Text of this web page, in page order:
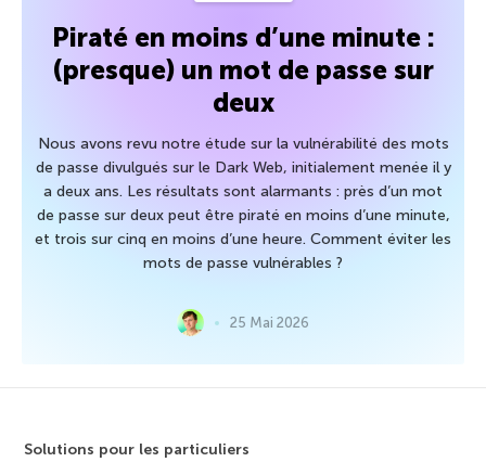
Piraté en moins d’une minute :
(presque) un mot de passe sur
deux
Nous avons revu notre étude sur la vulnérabilité des mots
de passe divulgués sur le Dark Web, initialement menée il y
a deux ans. Les résultats sont alarmants : près d’un mot
de passe sur deux peut être piraté en moins d’une minute,
et trois sur cinq en moins d’une heure. Comment éviter les
mots de passe vulnérables ?
25 Mai 2026
Solutions pour les particuliers